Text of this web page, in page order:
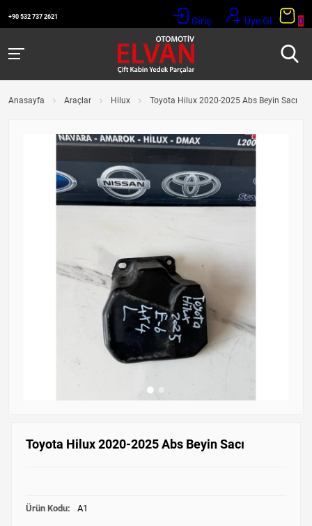
+90 532 737 2621 Giriş Üye Ol 0
Anasayfa Araçlar Hilux Toyota Hilux 2020-2025 Abs Beyin Sacı
Toyota Hilux 2020-2025 Abs Beyin Sacı
Ürün Kodu: A1